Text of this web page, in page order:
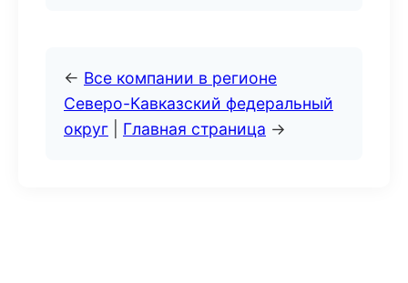
← Все компании в регионе
Северо-Кавказский федеральный
округ
Главная страница →